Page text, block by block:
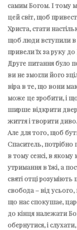
самим Богом. І тому
цей світ, щоб
Христа, стати
щоб люди вступили в
привели їх за руку
Друге питання було
ви не змогли його
віра в те, що вони
може це зробити, і
ширше відкрити
життя і творити диво.
Але для того, щоб
Спаситель, потрібно
в тому сенсі, в
утримання в їжі, а
святі отці
свобода – від
що нас спокушає,
до кінця належати
обернутися, і